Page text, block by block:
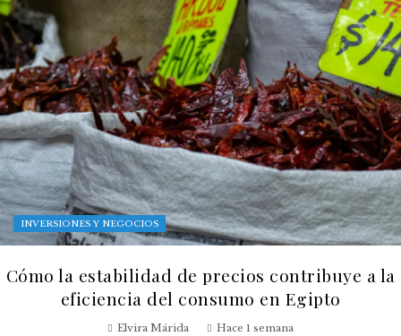
INVERSIONES Y NEGOCIOS
Cómo la estabilidad de precios contribuye a la
eficiencia del consumo en Egipto
Elvira Márida Hace 1 semana